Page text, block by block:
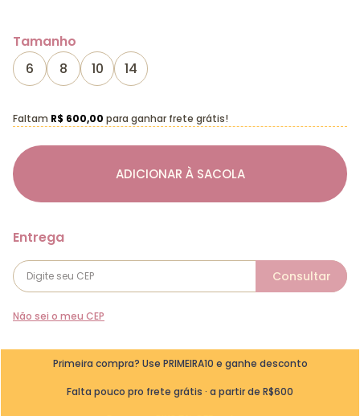
Tamanho
6
8 10 14
ADICIONAR À SACOLA
Faltam R$ 600,00 para ganhar frete grátis!
Não sei o meu CEP
Primeira compra? Use PRIMEIRA10 e ganhe desconto
Falta pouco pro frete grátis · a partir de R$600